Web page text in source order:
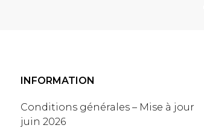
INFORMATION
Conditions générales – Mise à jour
juin 2026